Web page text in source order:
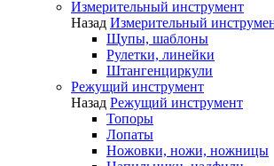
Измерительный инструмент
Назад Измерительный
Щупы, шаблоны
Рулетки, линейки
Штангенциркули
Режущий инструмент
Назад Режущий инструмент
Топоры
Лопаты
Ножовки, ножи, ножницы